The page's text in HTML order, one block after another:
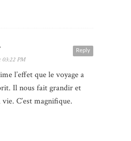
Reply
03:22 PM
l’effet que le voyage a
Il nous fait grandir et
C’est magnifique.